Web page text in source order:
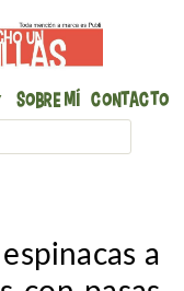
Sobre mí Contacto
a